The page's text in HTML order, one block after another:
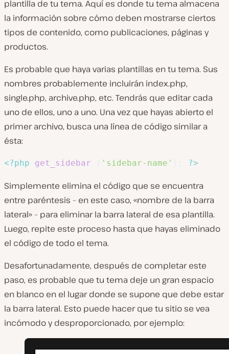
plantilla de tu tema. Aquí es donde tu tema almacena
la información sobre cómo deben mostrarse ciertos
tipos de contenido, como publicaciones, páginas y
productos.
Es probable que haya varias plantillas en tu tema. Sus
nombres probablemente incluirán index.php,
single.php, archive.php, etc. Tendrás que editar cada
uno de ellos, uno a uno. Una vez que hayas abierto el
primer archivo, busca una línea de código similar a
ésta:
<?php get_sidebar 'sidebar-name' ?>
Simplemente elimina el código que se encuentra
entre paréntesis – en este caso, «nombre de la barra
lateral» – para eliminar la barra lateral de esa plantilla.
Luego, repite este proceso hasta que hayas eliminado
el código de todo el tema.
Desafortunadamente, después de completar este
paso, es probable que tu tema deje un gran espacio
en blanco en el lugar donde se supone que debe estar
la barra lateral. Esto puede hacer que tu sitio se vea
incómodo y desproporcionado, por ejemplo: